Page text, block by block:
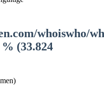
whoiswho/
(33.824